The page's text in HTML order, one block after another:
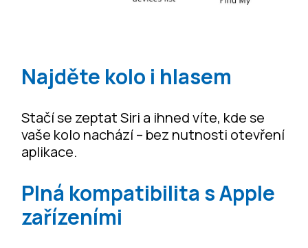
Najděte kolo i hlasem
Stačí se zeptat Siri a ihned víte, kde se
vaše kolo nachází – bez nutnosti otevření
aplikace.
Plná kompatibilita s Apple
zařízeními